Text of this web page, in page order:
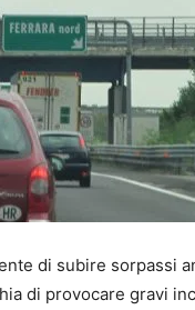
di subire sorpassi
di provocare gravi